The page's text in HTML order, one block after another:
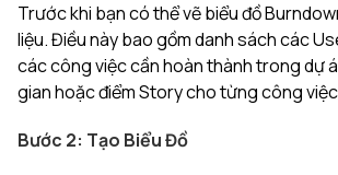
Trước khi bạn có thể vẽ biểu đồ
liệu. Điều này bao gồm danh sách các
các công việc cần hoàn thành trong dự
gian hoặc điểm Story cho từng công
Bước 2: Tạo Biểu Đồ